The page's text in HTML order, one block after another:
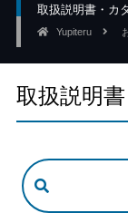
取扱説明書・カ
Yupiteru
取扱説明